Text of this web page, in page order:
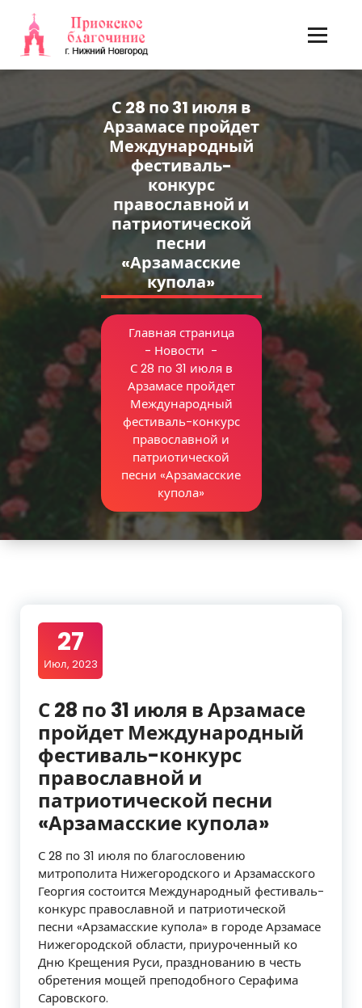
содержимому
С 28 по 31 июля в
Арзамасе пройдет
Международный
фестиваль-
конкурс
православной и
патриотической
песни
«Арзамасские
купола»
Главная страница
- Новости -
С 28 по 31 июля в
Арзамасе пройдет
Международный
фестиваль-конкурс
православной и
патриотической
песни «Арзамасские
купола»
27
Июл, 2023
С 28 по 31 июля в Арзамасе
пройдет Международный
фестиваль-конкурс
православной и
патриотической песни
«Арзамасские купола»
С 28 по 31 июля по благословению
митрополита Нижегородского и Арзамасского
Георгия состоится Международный фестиваль-
конкурс православной и патриотической
песни «Арзамасские купола» в городе Арзамасе
Нижегородской области, приуроченный ко
Дню Крещения Руси, празднованию в честь
обретения мощей преподобного Серафима
Саровского.